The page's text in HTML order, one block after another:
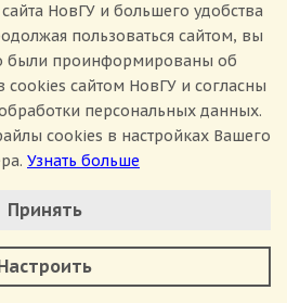
41, каб.
20-44
организации
Сведения о доходах
НовГУ и большего удобства
пользоваться сайтом, вы
были проинформированы об
cookies сайтом НовГУ и согласны
персональных данных.
cookies в настройках Вашего
Узнать больше
Минимальные
Функциональные
Принять